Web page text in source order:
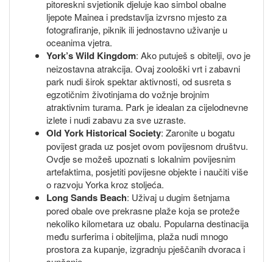
pitoreskni svjetionik djeluje kao simbol obalne
ljepote Mainea i predstavlja izvrsno mjesto za
fotografiranje, piknik ili jednostavno uživanje u
oceanima vjetra.
York’s Wild Kingdom: Ako putuješ s obitelji, ovo je
neizostavna atrakcija. Ovaj zoološki vrt i zabavni
park nudi širok spektar aktivnosti, od susreta s
egzotičnim životinjama do vožnje brojnim
atraktivnim turama. Park je idealan za cijelodnevne
izlete i nudi zabavu za sve uzraste.
Old York Historical Society: Zaronite u bogatu
povijest grada uz posjet ovom povijesnom društvu.
Ovdje se možeš upoznati s lokalnim povijesnim
artefaktima, posjetiti povijesne objekte i naučiti više
o razvoju Yorka kroz stoljeća.
Long Sands Beach: Uživaj u dugim šetnjama
pored obale ove prekrasne plaže koja se proteže
nekoliko kilometara uz obalu. Popularna destinacija
među surferima i obiteljima, plaža nudi mnogo
prostora za kupanje, izgradnju pješčanih dvoraca i